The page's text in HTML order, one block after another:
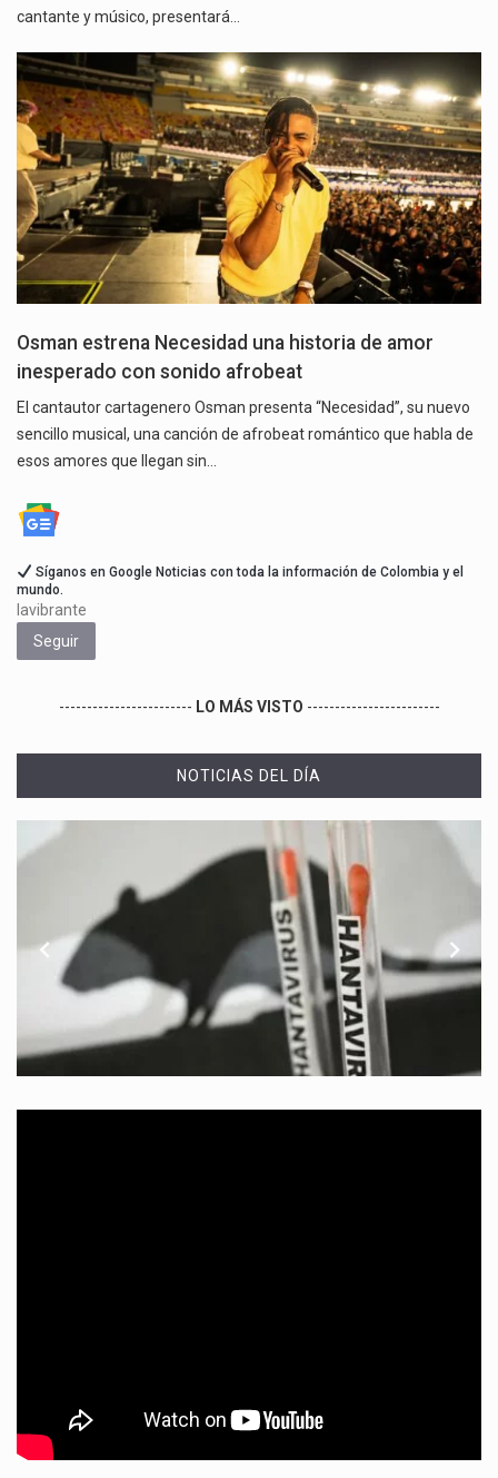
cantante y músico, presentará…
Osman estrena Necesidad una historia de amor
inesperado con sonido afrobeat
El cantautor cartagenero Osman presenta “Necesidad”, su nuevo
sencillo musical, una canción de afrobeat romántico que habla de
esos amores que llegan sin…
Síganos en Google Noticias con toda la información de Colombia y el
mundo.
lavibrante
Seguir
------------------------ LO MÁS VISTO ------------------------
NOTICIAS DEL DÍA